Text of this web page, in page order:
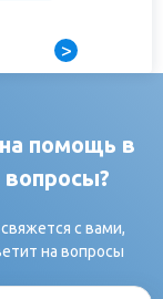
>
помощь в
с вами,
на вопросы